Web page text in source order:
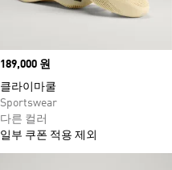
Price
189,000 원
클라이마쿨
Sportswear
다른 컬러
일부 쿠폰 적용 제외